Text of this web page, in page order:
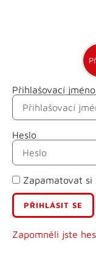
Přihlašovací jméno
Heslo
Zapamatovat si
Zapomněli jste
Jméno
Příjmení
E-mail
Uživatelské